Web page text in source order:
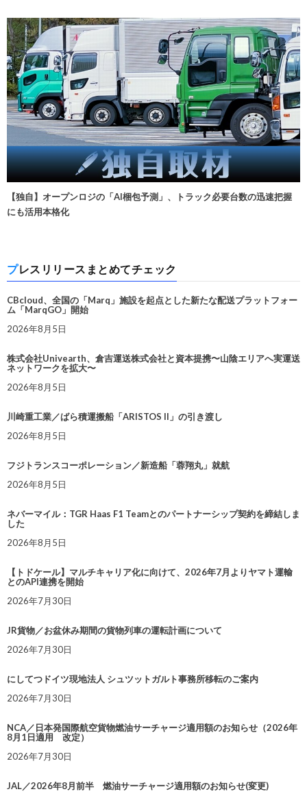
【独自】オープンロジの「AI梱包予測」、トラック必要台数の迅速把握
にも活用本格化
プレスリリースまとめてチェック
CBcloud、全国の「Marq」施設を起点とした新たな配送プラットフォー
ム「MarqGO」開始
2026年8月5日
株式会社Univearth、倉吉運送株式会社と資本提携〜山陰エリアへ実運送
ネットワークを拡大〜
2026年8月5日
川崎重工業／ばら積運搬船「ARISTOS II」の引き渡し
2026年8月5日
フジトランスコーポレーション／新造船「蓉翔丸」就航
2026年8月5日
ネバーマイル：TGR Haas F1 Teamとのパートナーシップ契約を締結しま
した
2026年8月5日
【トドケール】マルチキャリア化に向けて、2026年7月よりヤマト運輸
とのAPI連携を開始
2026年7月30日
JR貨物／お盆休み期間の貨物列車の運転計画について
2026年7月30日
にしてつドイツ現地法人 シュツットガルト事務所移転のご案内
2026年7月30日
NCA／日本発国際航空貨物燃油サーチャージ適用額のお知らせ（2026年
8月1日適用 改定）
2026年7月30日
JAL／2026年8月前半 燃油サーチャージ適用額のお知らせ(変更)